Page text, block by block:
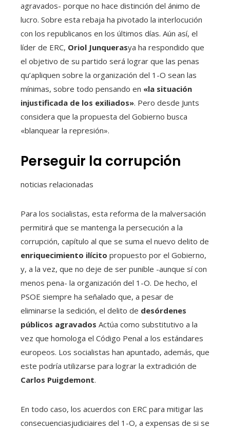
agravados- porque no hace distinción del ánimo de
lucro. Sobre esta rebaja ha pivotado la interlocución
con los republicanos en los últimos días. Aún así, el
líder de ERC, Oriol Junquerasya ha respondido que
el objetivo de su partido será lograr que las penas
qu’apliquen sobre la organización del 1-O sean las
mínimas, sobre todo pensando en «la situación
injustificada de los exiliados». Pero desde Junts
considera que la propuesta del Gobierno busca
«blanquear la represión».
Perseguir la corrupción
noticias relacionadas
Para los socialistas, esta reforma de la malversación
permitirá que se mantenga la persecución a la
corrupción, capítulo al que se suma el nuevo delito de
enriquecimiento ilícito propuesto por el Gobierno,
y, a la vez, que no deje de ser punible -aunque sí con
menos pena- la organización del 1-O. De hecho, el
PSOE siempre ha señalado que, a pesar de
eliminarse la sedición, el delito de desórdenes
públicos agravados Actúa como substitutivo a la
vez que homologa el Código Penal a los estándares
europeos. Los socialistas han apuntado, además, que
este podría utilizarse para lograr la extradición de
Carlos Puigdemont.
En todo caso, los acuerdos con ERC para mitigar las
consecuenciasjudiciaires del 1-O, a expensas de si se